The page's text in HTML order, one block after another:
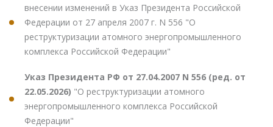
внесении изменений в Указ Президента Российской
Федерации от 27 апреля 2007 г. N 556 "О
реструктуризации атомного энергопромышленного
комплекса Российской Федерации"
Указ Президента РФ от 27.04.2007 N 556 (ред. от
22.05.2026) "О реструктуризации атомного
энергопромышленного комплекса Российской
Федерации"